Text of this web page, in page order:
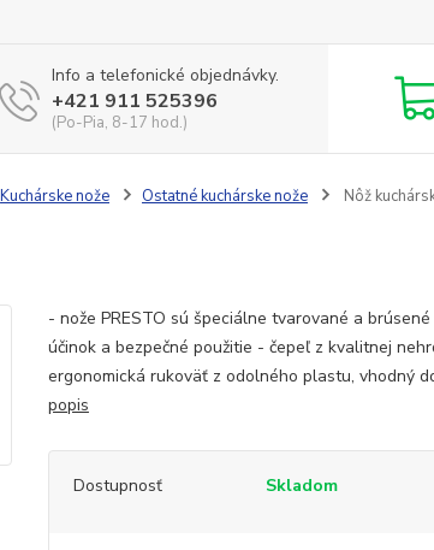
Info a telefonické objednávky.
+421 911 525396
(Po-Pia, 8-17 hod.)
Kuchárske nože Ostatné kuchárske nože Nôž
- nože PRESTO sú špeciálne tvarované a
účinok a bezpečné použitie - čepeľ z kvalitnej
ergonomická rukoväť z odolného plastu, vhodný
popis
Dostupnosť Skladom